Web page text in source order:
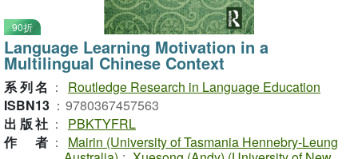
90折
Language Learning Motivation in a
Multilingual Chinese Context
系列名 ：
Routledge Research in Language Education
ISBN13 ： 9780367457563
出版社 ：
PBKTYFRL
作者 ：
Mairin (University of Tasmania Hennebry-Leung